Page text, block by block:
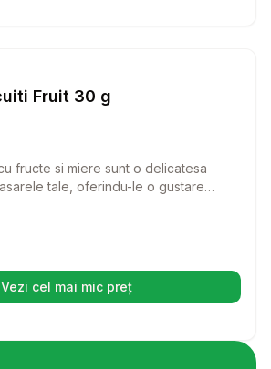
Fruit 30 g
fructe si miere sunt o delicatesa
tale, oferindu-le o gustare
dar ii si incanta cu aromele lor
Vezi cel mai mic preț(se deschide într-o filă nouă)